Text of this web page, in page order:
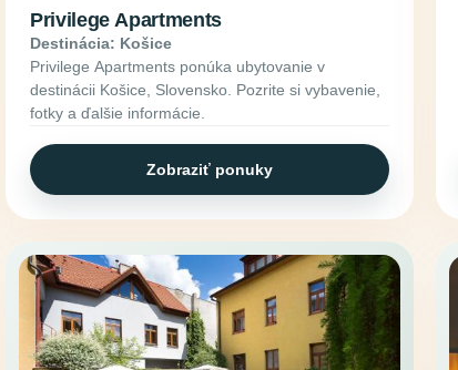
Privilege Apartments
Destinácia: Košice
Privilege Apartments ponúka ubytovanie v
destinácii Košice, Slovensko. Pozrite si vybavenie,
fotky a ďalšie informácie.
Zobraziť ponuky